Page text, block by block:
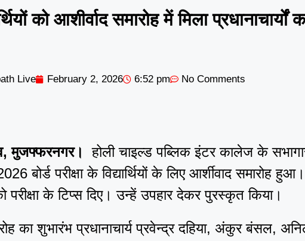
को आशीर्वाद समारोह में मिला प्रधानाचार्यों
Live February 2, 2026 6:52 pm No Comments
मुजफ्फरनगर।
होली चाइल्ड पब्लिक इंटर कालेज के
बोर्ड परीक्षा के विद्यार्थियों के लिए आर्शीवाद समारोह
परीक्षा के टिप्स दिए। उन्हें उपहार देकर पुरस्कृत किया।
का शुभारंभ प्रधानाचार्य प्रवेन्द्र दहिया, अंकुर बंसल,